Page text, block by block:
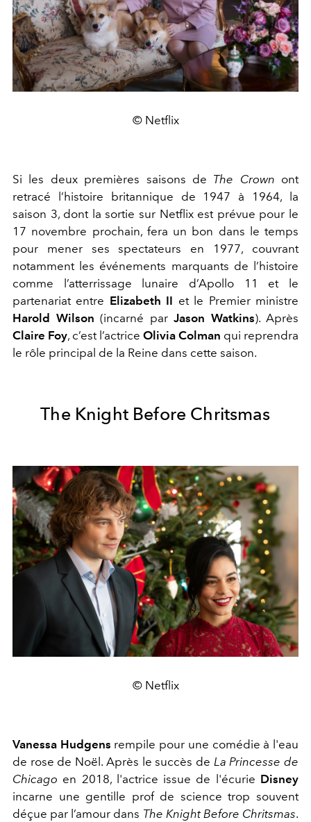
© Netflix
Si les deux premières saisons de The Crown ont
retracé l’histoire britannique de 1947 à 1964, la
saison 3, dont la sortie sur Netflix est prévue pour le
17 novembre prochain, fera un bon dans le temps
pour mener ses spectateurs en 1977, couvrant
notamment les événements marquants de l’histoire
comme l’atterrissage lunaire d’Apollo 11 et le
partenariat entre Elizabeth II et le Premier ministre
Harold Wilson (incarné par Jason Watkins). Après
Claire Foy, c’est l’actrice Olivia Colman qui reprendra
le rôle principal de la Reine dans cette saison.
The Knight Before Chritsmas
© Netflix
Vanessa Hudgens rempile pour une comédie à l'eau
de rose de Noël. Après le succès de La Princesse de
Chicago en 2018, l'actrice issue de l'écurie Disney
incarne une gentille prof de science trop souvent
déçue par l’amour dans The Knight Before Chritsmas.